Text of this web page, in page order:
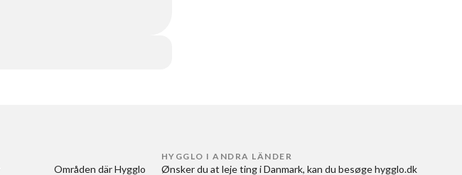
Områden där Hygglo
HYGGLO I ANDRA LÄNDER
Ønsker du at leje ting i Danmark, kan du besøge hygglo.dk